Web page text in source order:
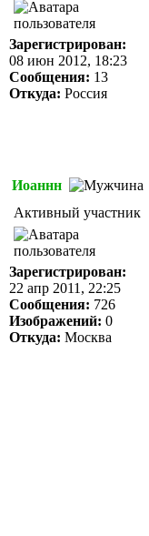
Зарегистрирован:
08 июн 2012, 18:23
Сообщения: 13
Откуда: Россия
Иоаннн
Активный участник
Зарегистрирован:
22 апр 2011, 22:25
Сообщения: 726
Изображений: 0
Откуда: Москва